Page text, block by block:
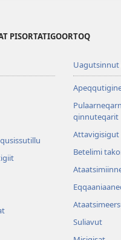
PISORTATIGOORTOQ
qinnuteqarit
Attavigisigut
Betelimi
Suliavut